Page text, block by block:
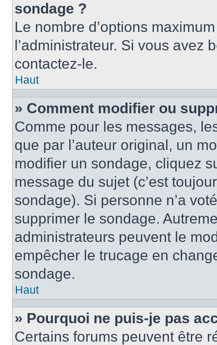
sondage ?
Le nombre d’options
l’administrateur. Si vous avez
contactez-le.
Haut
» Comment modifier ou
Comme pour les messages,
que par l’auteur original, un
modifier un sondage, cliquez
message du sujet (c’est
sondage). Si personne n’a
supprimer le sondage.
administrateurs peuvent le
empêcher le trucage en
sondage.
Haut
» Pourquoi ne puis-je pas
Certains forums peuvent être